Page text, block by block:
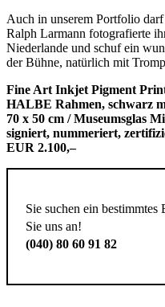
Auch in unserem Portfolio
Ralph Larmann fotografierte
Niederlande und schuf ein
der Bühne, natürlich mit
Fine Art Inkjet Pigment
HALBE Rahmen, schwarz
70 x 50 cm / Museumsglas
signiert, nummeriert,
EUR 2.100,–
Sie suchen ein
Sie uns an!
(040) 80 60 91 82